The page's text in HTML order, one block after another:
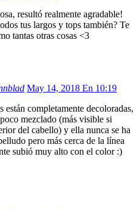
resultó realmente agradable!
tus largos y tops también? Te
tantas otras cosas <3
May 14, 2018 En 10:19
están completamente decoloradas,
mezclado (más visible si
del cabello) y ella nunca se ha
pero más cerca de la línea
subió muy alto con el color :)